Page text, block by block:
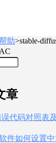
助>stable-
章
误代码对照表
件如何设置中